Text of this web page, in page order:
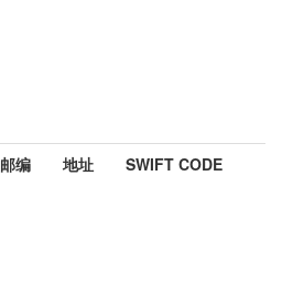
邮编 地址 SWIFT CODE